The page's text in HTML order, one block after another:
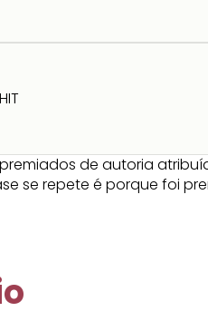
de autoria
se repete é porque foi